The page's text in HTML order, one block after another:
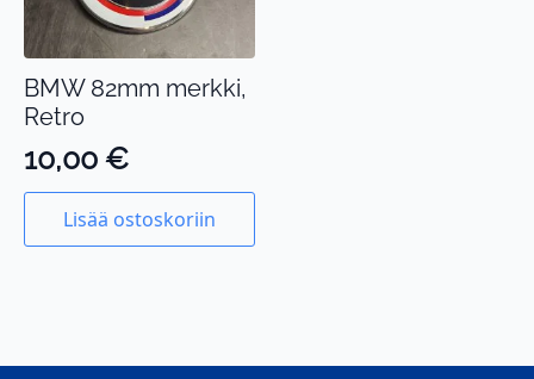
BMW 82mm merkki,
Retro
10,00 €
Lisää ostoskoriin